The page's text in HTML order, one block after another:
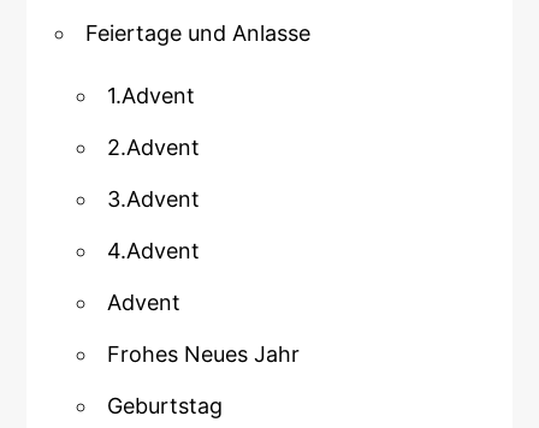
Feiertage und Anlasse
1.Advent
2.Advent
3.Advent
4.Advent
Advent
Frohes Neues Jahr
Geburtstag